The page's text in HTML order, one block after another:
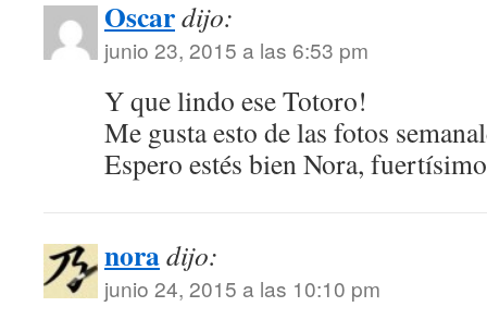
Oscardijo:
junio 23, 2015 a las 6:53 pm
Y que lindo ese Totoro!
Me gusta esto de las fotos
Espero estés bien Nora,
noradijo:
junio 24, 2015 a las 10:10 pm